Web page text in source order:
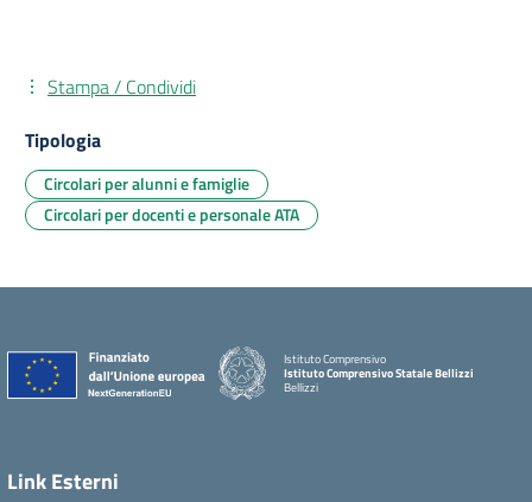
Stampa / Condividi
Tipologia
Circolari per alunni e famiglie
Circolari per docenti e personale ATA
Istituto Comprensivo
Istituto Comprensivo Statale Bellizzi
Bellizzi
Link Esterni